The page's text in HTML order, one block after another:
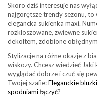
Skoro dziś interesuje nas
najgorętsze trendy sezonu, to
elegancka sukienka maxi.
rozkloszowane, zwiewne
dekoltem, zdobione
Stylizacje na różne okazje z
wiskozy. Chcesz wiedzieć
wyglądać dobrze i czuć się
Twojej szafie:Eleganckie
spodniami łączyć?